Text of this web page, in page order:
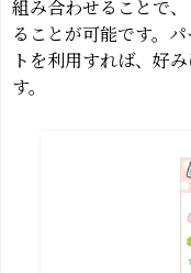
組み合わせることで
ることが可能です。
トを利用すれば、好
す。